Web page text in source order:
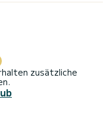
zusätzliche